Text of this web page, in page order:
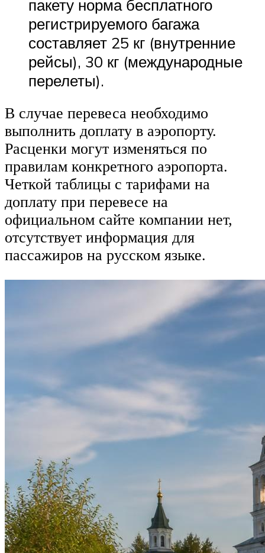
пакету норма бесплатного
регистрируемого багажа
составляет 25 кг (внутренние
рейсы), 30 кг (международные
перелеты).
В случае перевеса необходимо
выполнить доплату в аэропорту.
Расценки могут изменяться по
правилам конкретного аэропорта.
Четкой таблицы с тарифами на
доплату при перевесе на
официальном сайте компании нет,
отсутствует информация для
пассажиров на русском языке.